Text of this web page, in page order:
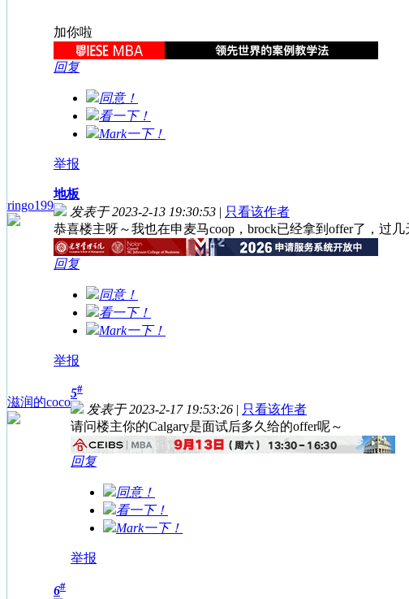
加你啦
回复
同意！
看一下！
Mark一下！
举报
ringo199
地板
发表于 2023-2-13 19:30:53 | 只看该作者
恭喜楼主呀～我也在申麦马coop，brock已经拿到offer了，过
回复
同意！
看一下！
Mark一下！
举报
滋润的coco
5#
发表于 2023-2-17 19:53:26 | 只看该作者
请问楼主你的Calgary是面试后多久给的offer呢～
回复
同意！
看一下！
Mark一下！
举报
6#